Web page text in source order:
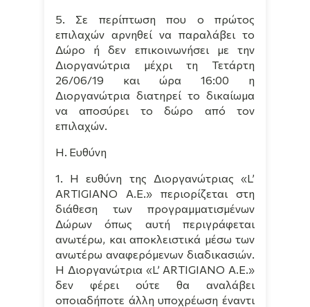
5. Σε περίπτωση που ο πρώτος
επιλαχών αρνηθεί να παραλάβει το
Δώρο ή δεν επικοινωνήσει με την
Διοργανώτρια μέχρι τη Τετάρτη
26/06/19 και ώρα 16:00 η
Διοργανώτρια διατηρεί το δικαίωμα
να αποσύρει το δώρο από τον
επιλαχών.
Η. Ευθύνη
1. Η ευθύνη της Διοργανώτριας «L’
ARTIGIANO
A.E.» περιορίζεται στη
διάθεση των προγραμματισμένων
Δώρων όπως αυτή περιγράφεται
ανωτέρω, και αποκλειστικά μέσω των
ανωτέρω αναφερόμενων διαδικασιών.
Η Διοργανώτρια «L’ ARTIGIANO A.E.»
δεν φέρει ούτε θα αναλάβει
οποιαδήποτε άλλη υποχρέωση έναντι